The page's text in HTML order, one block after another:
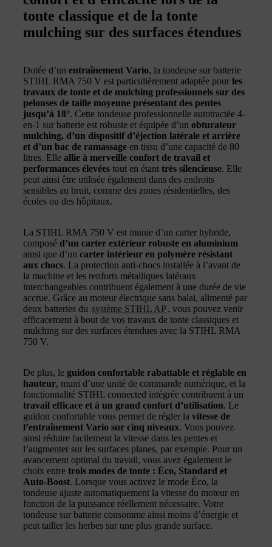
tonte classique et de la tonte
mulching sur des surfaces étendues
Dotée d’un entraînement Vario, la tondeuse sur batterie
STIHL RMA 750 V est particulièrement adaptée pour les
travaux de tonte et de mulching professionnels sur des
pelouses de taille moyenne présentant des pentes
jusqu’à 18°. Cette tondeuse professionnelle autotractée 4-
en-1 sur batterie est robuste et équipée d’un obturateur
mulching, d’un dispositif d’éjection latérale et arrière
et d’un bac de ramassage en tissu d’une capacité de 80
litres. Elle allie à merveille confort de travail et
performances élevées tout en étant très silencieuse. Elle
peut ainsi être utilisée également dans des endroits
sensibles au bruit, comme des zones résidentielles, des
écoles ou des hôpitaux.
La STIHL RMA 750 V est munie d’un carter hybride,
composé d’un carter extérieur robuste en aluminium
ainsi que d’un carter intérieur en polymère résistant
aux chocs. La protection anti-chocs installée à l’avant de
la machine et les renforts métalliques latéraux
interchangeables contribuent également à une durée de vie
accrue. Grâce au moteur électrique sans balai, alimenté par
deux batteries du système STIHL AP , vous pouvez venir
efficacement à bout de vos travaux de tonte classiques et
mulching sur des surfaces étendues avec la STIHL RMA
750 V.
De plus, le guidon confortable rabattable et réglable en
hauteur, muni d’une unité de commande numérique, et la
fonctionnalité STIHL connected intégrée contribuent à un
travail efficace et à un grand confort d’utilisation. Le
guidon confortable vous permet de régler la vitesse de
l’entraînement Vario sur cinq niveaux. Vous pouvez
ainsi réduire facilement la vitesse dans les pentes et
l’augmenter sur les surfaces planes, par exemple. Pour un
avancement optimal du travail, vous avez également le
choix entre trois modes de tonte : Éco, Standard et
Auto-Boost. Lorsque vous activez le mode Éco, la
tondeuse ajuste automatiquement la vitesse du moteur en
fonction de la puissance réellement nécessaire. Votre
tondeuse sur batterie consomme ainsi moins d’énergie et
peut tailler les herbes sur une plus grande surface.